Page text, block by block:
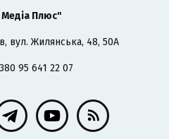
Плюс"
вул. Жилянська, 48, 50А
95 641 22 07